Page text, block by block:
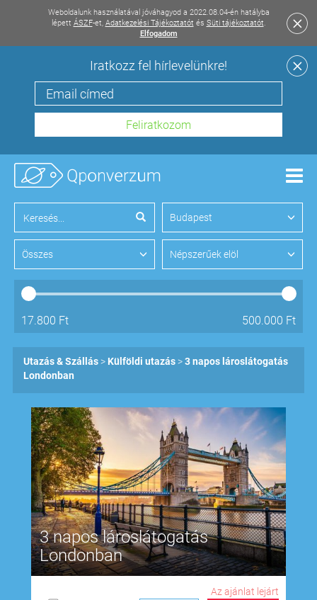
Weboldalunk használatával jóváhagyod a 2022.08.04-én hatályba
lépett ÁSZF-et, Adatkezelési Tájékoztatót és Süti tájékoztatót.
Elfogadom
Iratkozz fel hírlevelünkre!
Budapest
Összes Népszerűek elöl
17.800 Ft 500.000 Ft
Utazás & Szállás Külföldi utazás
3 napos lároslátogatás
Londonban
3 napos lároslátogatás
Londonban
Az ajánlat lejárt